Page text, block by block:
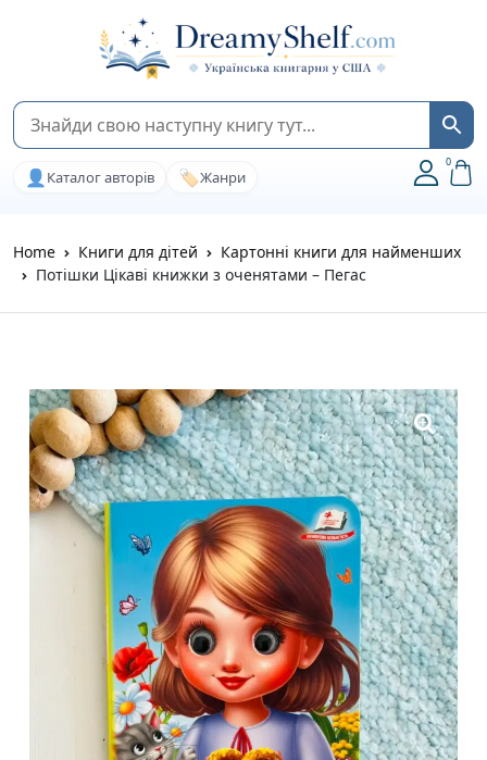
👤 Каталог авторів 🏷️Жанри
0
Home Книги для дітей
Картонні книги для найменших
Потішки Цікаві книжки з оченятами – Пегас